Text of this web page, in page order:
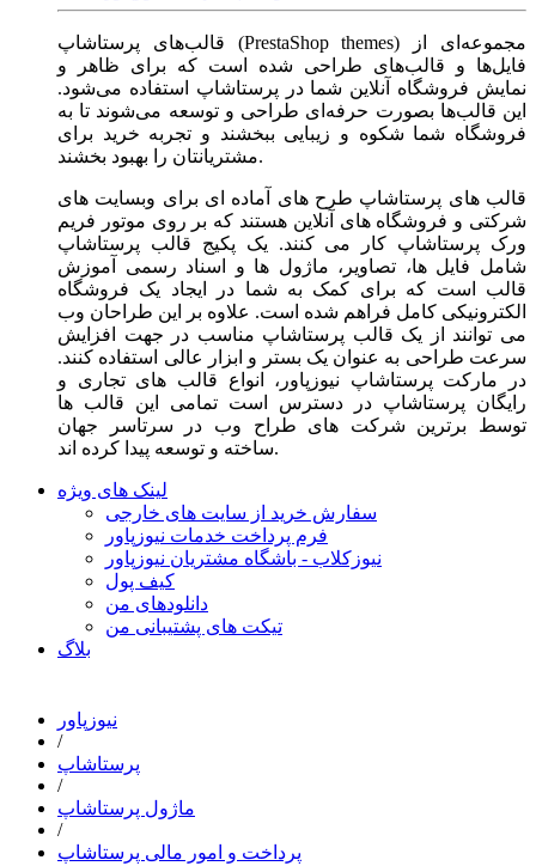
قالب‌های پرستاشاپ (PrestaShop themes) مجموعه‌ای از
فایل‌ها و قالب‌های طراحی شده است که برای ظاهر و
نمایش فروشگاه آنلاین شما در پرستاشاپ استفاده می‌شود.
این قالب‌ها بصورت حرفه‌ای طراحی و توسعه می‌شوند تا به
فروشگاه شما شکوه و زیبایی ببخشند و تجربه خرید برای
مشتریانتان را بهبود بخشند.
قالب های پرستاشاپ طرح های آماده ای برای وبسایت های
شرکتی و فروشگاه های آنلاین هستند که بر روی موتور فریم
ورک پرستاشاپ کار می کنند. یک پکیج قالب پرستاشاپ
شامل فایل ها، تصاویر، ماژول ها و اسناد رسمی آموزش
قالب است که برای کمک به شما در ایجاد یک فروشگاه
الکترونیکی کامل فراهم شده است. علاوه بر این طراحان وب
می توانند از یک قالب پرستاشاپ مناسب در جهت افزایش
سرعت طراحی به عنوان یک بستر و ابزار عالی استفاده کنند.
در مارکت پرستاشاپ نیوزپاور، انواع قالب های تجاری و
رایگان پرستاشاپ در دسترس است تمامی این قالب ها
توسط برترین شرکت های طراح وب در سرتاسر جهان
ساخته و توسعه پیدا کرده اند.
لینک های ویژه
سفارش خرید از سایت های خارجی
فرم پرداخت خدمات نیوزپاور
نیوزکلاب - باشگاه مشتریان نیوزپاور
کیف پول
دانلودهای من
تیکت های پشتیبانی من
بلاگ
نیوزپاور
/
پرستاشاپ
/
ماژول پرستاشاپ
/
پرداخت و امور مالی پرستاشاپ